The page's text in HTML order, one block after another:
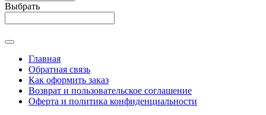
Выбрать
Главная
Обратная связь
Как оформить заказ
Возврат и пользовательское соглашение
Оферта и политика конфиденциальности